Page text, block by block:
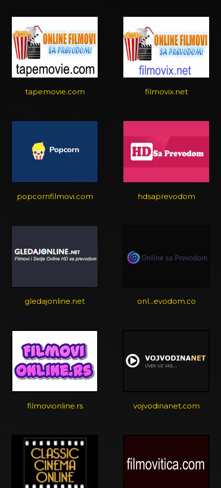
tapemovie.com filmovix.net
popcornfilmovi.com hdsaprevodom
gledajonline.net onl...evodom.co
filmovionline.rs vojvodinanet.com